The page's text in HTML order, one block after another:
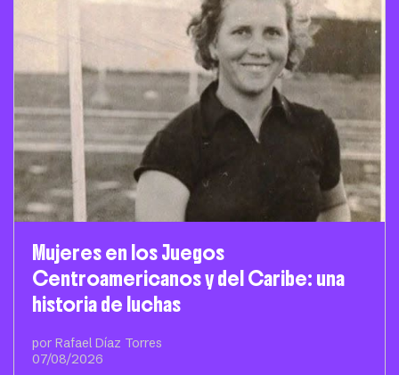
Mujeres en los Juegos
Centroamericanos y del Caribe: una
historia de luchas
por Rafael Díaz Torres
07/08/2026